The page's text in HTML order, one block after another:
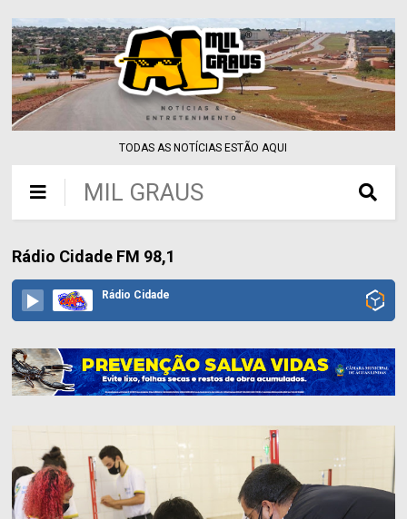
TODAS AS NOTÍCIAS ESTÃO AQUI
MIL GRAUS
Rádio Cidade FM 98,1
Rádio Cidade